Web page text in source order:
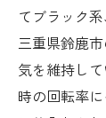
てブラック
三重県鈴鹿
気を維持し
時の回転率